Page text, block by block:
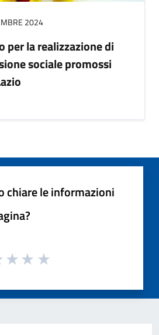
2024
per la realizzazione di
sociale promossi
chiare le informazioni